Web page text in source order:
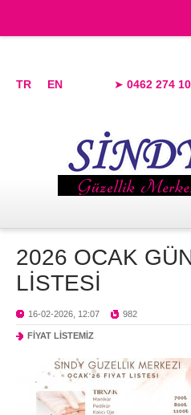
TR EN ➤ 0462 274
2026 OCAK
LİSTESİ
16-02-2026, 12:07 982
FİYAT LİSTEMİZ